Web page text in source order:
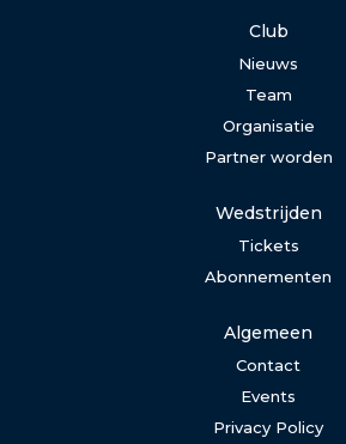
Club
Nieuws
Team
Organisatie
Partner worden
Wedstrijden
Tickets
Abonnementen
Algemeen
Contact
Events
Privacy Policy